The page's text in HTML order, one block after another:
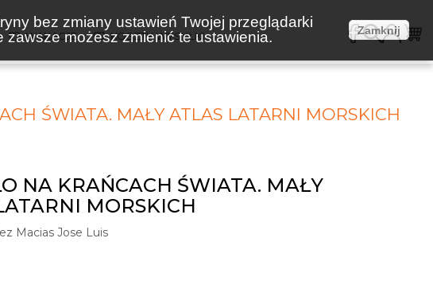
bez zmiany ustawień Twojej przeglądarki
możesz zmienić te ustawienia.
Zamknij
WAKACJE KOSZTY WYSYŁKI
ŚWIATA. MAŁY ATLAS LATARNI MORSKICH
NA KRAŃCACH ŚWIATA. MAŁY
MORSKICH
Macias Jose Luis